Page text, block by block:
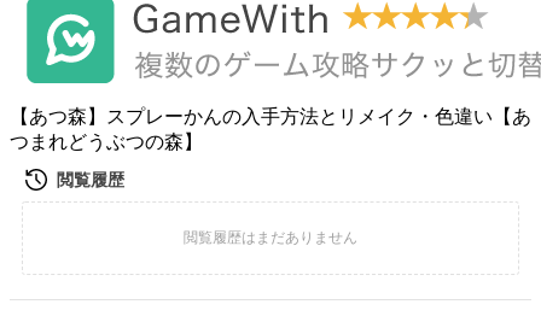
【あつ森】スプレーかんの入手方法とリメイク・色違い【あ
つまれどうぶつの森】